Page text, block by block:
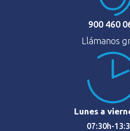
900 460
Llámanos
Lunes a
07:30h-